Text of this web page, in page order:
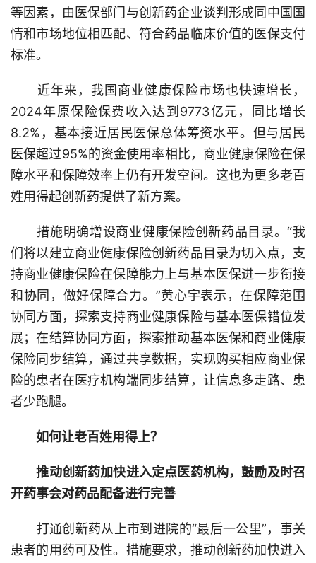
等因素，由医保部门与创新药企业谈判形成同中国国
情和市场地位相匹配、符合药品临床价值的医保支付
标准。
近年来，我国商业健康保险市场也快速增长，
2024年原保险保费收入达到9773亿元，同比增长
8.2%，基本接近居民医保总体筹资水平。但与居民
医保超过95%的资金使用率相比，商业健康保险在保
障水平和保障效率上仍有开发空间。这也为更多老百
姓用得起创新药提供了新方案。
措施明确增设商业健康保险创新药品目录。“我
们将以建立商业健康保险创新药品目录为切入点，支
持商业健康保险在保障能力上与基本医保进一步衔接
和协同，做好保障合力。”黄心宇表示，在保障范围
协同方面，探索支持商业健康保险与基本医保错位发
展；在结算协同方面，探索推动基本医保和商业健康
保险同步结算，通过共享数据，实现购买相应商业保
险的患者在医疗机构端同步结算，让信息多走路、患
者少跑腿。
如何让老百姓用得上？
推动创新药加快进入定点医药机构，鼓励及时召
开药事会对药品配备进行完善
打通创新药从上市到进院的“最后一公里”，事关
患者的用药可及性。措施要求，推动创新药加快进入